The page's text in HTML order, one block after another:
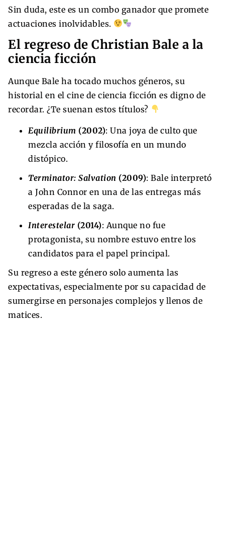
Sin duda, este es un combo ganador que promete
actuaciones inolvidables.
El regreso de Christian Bale a la
ciencia ficción
Aunque Bale ha tocado muchos géneros, su
historial en el cine de ciencia ficción es digno de
recordar. ¿Te suenan estos títulos?
Equilibrium (2002): Una joya de culto que
mezcla acción y filosofía en un mundo
distópico.
Terminator: Salvation (2009): Bale interpretó
a John Connor en una de las entregas más
esperadas de la saga.
Interestelar (2014): Aunque no fue
protagonista, su nombre estuvo entre los
candidatos para el papel principal.
Su regreso a este género solo aumenta las
expectativas, especialmente por su capacidad de
sumergirse en personajes complejos y llenos de
matices.